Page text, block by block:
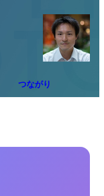
つながり